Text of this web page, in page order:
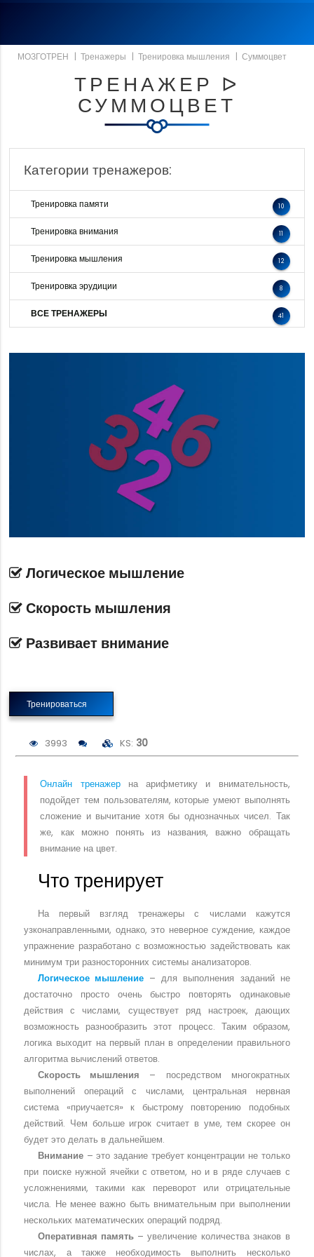
ТРЕНАЖЕР ᐅ
СУММОЦВЕТ
МОЗГОТРЕН | Тренажеры | Тренировка мышления | Суммоцвет
Категории тренажеров:
Тренировка памяти 10
Тренировка внимания 11
Тренировка мышления 12
Тренировка эрудиции 8
ВСЕ ТРЕНАЖЕРЫ 41
Логическое мышление
Скорость мышления
Развивает внимание
Тренироваться
3993 KS: 30
Онлайн тренажерна арифметику и внимательность,
подойдет тем пользователям, которые умеют выполнять
сложение и вычитание хотя бы однозначных чисел. Так
же, как можно понять из названия, важно обращать
внимание на цвет.
Что тренирует
На первый взгляд тренажеры с числами кажутся
узконаправленными, однако, это неверное суждение, каждое
упражнение разработано с возможностью задействовать как
минимум три разносторонних системы анализаторов.
Логическое мышление – для выполнения заданий не
достаточно просто очень быстро повторять одинаковые
действия с числами, существует ряд настроек, дающих
возможность разнообразить этот процесс. Таким образом,
логика выходит на первый план в определении правильного
алгоритма вычислений ответов.
Скорость мышления – посредством многократных
выполнений операций с числами, центральная нервная
система «приучается» к быстрому повторению подобных
действий. Чем больше игрок считает в уме, тем скорее он
будет это делать в дальнейшем.
Внимание – это задание требует концентрации не только
при поиске нужной ячейки с ответом, но и в ряде случаев с
усложнениями, такими как переворот или отрицательные
числа. Не менее важно быть внимательным при выполнении
нескольких математических операций подряд.
Оперативная память– увеличение количества знаков в
числах, а также необходимость выполнить несколько